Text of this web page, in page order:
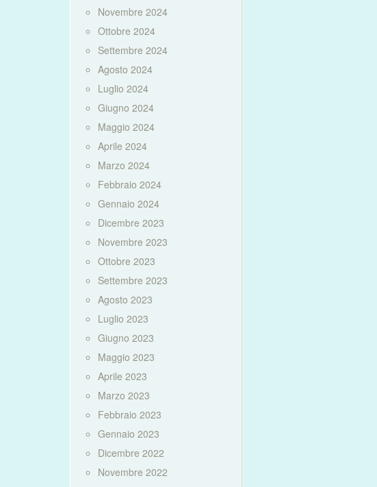
Novembre 2024
Ottobre 2024
Settembre 2024
Agosto 2024
Luglio 2024
Giugno 2024
Maggio 2024
Aprile 2024
Marzo 2024
Febbraio 2024
Gennaio 2024
Dicembre 2023
Novembre 2023
Ottobre 2023
Settembre 2023
Agosto 2023
Luglio 2023
Giugno 2023
Maggio 2023
Aprile 2023
Marzo 2023
Febbraio 2023
Gennaio 2023
Dicembre 2022
Novembre 2022